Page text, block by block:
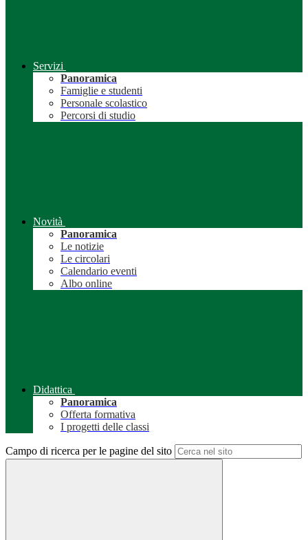
Servizi
Panoramica
Famiglie e studenti
Personale scolastico
Percorsi di studio
Novità
Panoramica
Le notizie
Le circolari
Calendario eventi
Albo online
Didattica
Panoramica
Offerta formativa
I progetti delle classi
Campo di ricerca per le pagine del sito